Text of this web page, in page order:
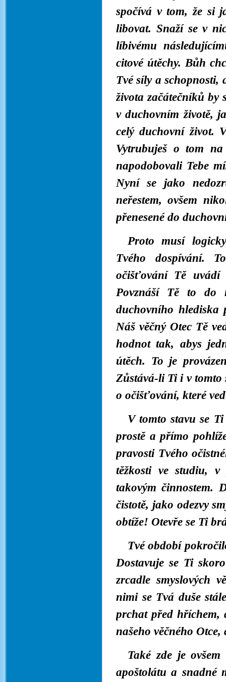
spočívá v tom, že si
libovat. Snaží se v
líbivému
citové útěchy. Bůh
Tvé síly a schopnosti,
života začátečníků by
v duchovním životě,
celý duchovní život.
Vytrubuješ o tom
napodobovali Tebe
Nyní se jako
neřestem, ovšem
přenesené do
Proto musí
Tvého dospívání.
očišťování Tě uvádí
Povznáší Tě to do
duchovního hlediska
Náš věčný Otec Tě
hodnot tak, abys
útěch. To je
Zůstává-li Ti i v tomto
o očišťování, které
V tomto stavu se
prostě a přímo
pravosti Tvého
těžkosti ve studiu,
takovým činnostem.
čistotě, jako odezvy
obtíže! Otevře se Ti
Tvé období
Dostavuje se Ti
zrcadle smyslových
nimi se Tvá duše
prchat před hříchem,
našeho věčného
Také zde je
apoštolátu a snadné